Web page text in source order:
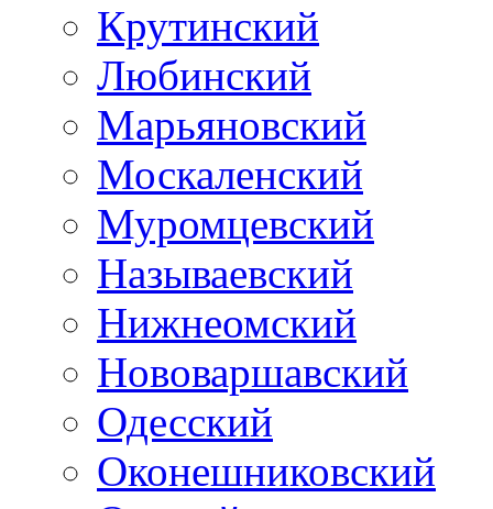
Крутинский
Любинский
Марьяновский
Москаленский
Муромцевский
Называевский
Нижнеомский
Нововаршавский
Одесский
Оконешниковский